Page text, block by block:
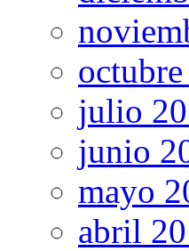
julio
junio
mayo
abril